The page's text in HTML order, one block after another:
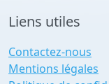
Liens utiles
Contactez-nous
Mentions légales